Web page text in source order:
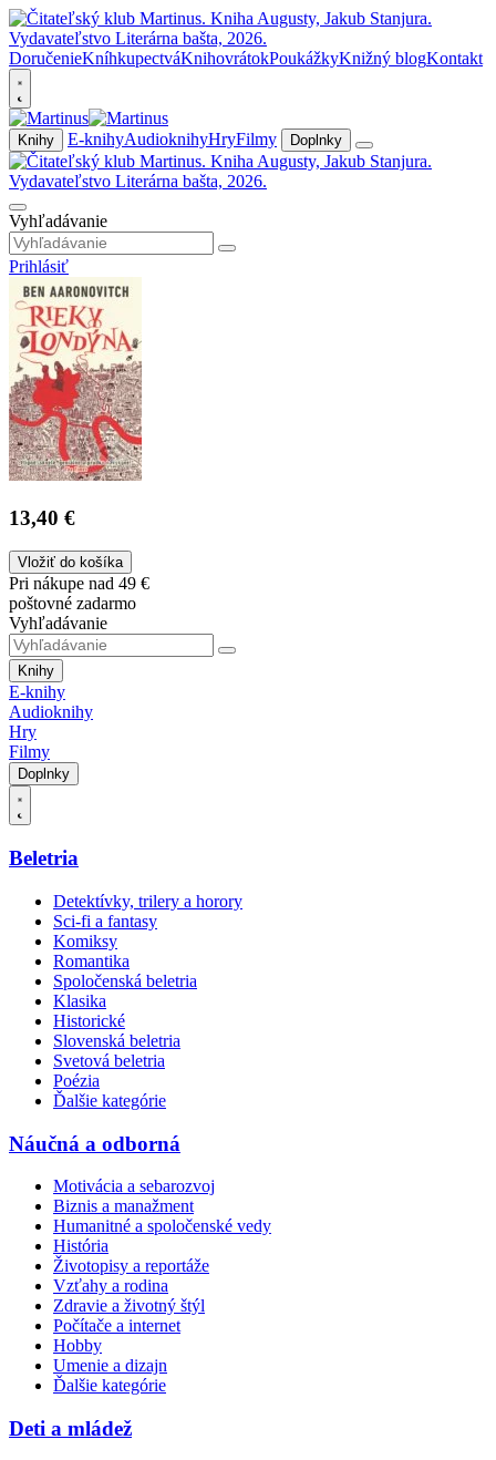
DoručenieKníhkupectváKnihovrátokPoukážkyKnižný blogKontakt
Knihy E-knihyAudioknihyHryFilmy Doplnky
Vyhľadávanie
Prihlásiť
13,40 €
Vložiť do košíka
Pri nákupe nad 49 €
poštovné zadarmo
Vyhľadávanie
Knihy
E-knihy
Audioknihy
Hry
Filmy
Doplnky
Beletria
Detektívky, trilery a horory
Sci-fi a fantasy
Komiksy
Romantika
Spoločenská beletria
Klasika
Historické
Slovenská beletria
Svetová beletria
Poézia
Ďalšie kategórie
Náučná a odborná
Motivácia a sebarozvoj
Biznis a manažment
Humanitné a spoločenské vedy
História
Životopisy a reportáže
Vzťahy a rodina
Zdravie a životný štýl
Počítače a internet
Hobby
Umenie a dizajn
Ďalšie kategórie
Deti a mládež